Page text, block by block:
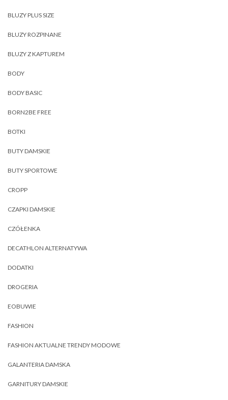
BLUZY PLUS SIZE
BLUZY ROZPINANE
BLUZY Z KAPTUREM
BODY
BODY BASIC
BORN2BE FREE
BOTKI
BUTY DAMSKIE
BUTY SPORTOWE
CROPP
CZAPKI DAMSKIE
CZÓŁENKA
DECATHLON ALTERNATYWA
DODATKI
DROGERIA
EOBUWIE
FASHION
FASHION AKTUALNE TRENDY MODOWE
GALANTERIA DAMSKA
GARNITURY DAMSKIE